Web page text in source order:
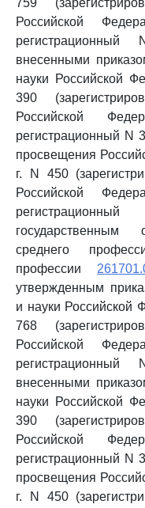
759
Российской
внесенными
науки Российской
390
Российской
регистрационный N
просвещения
г. N 450
Российской
государственным
среднего
профессии
утвержденным
и науки Российской
768
Российской
внесенными
науки Российской
390
Российской
регистрационный N
просвещения
г. N 450